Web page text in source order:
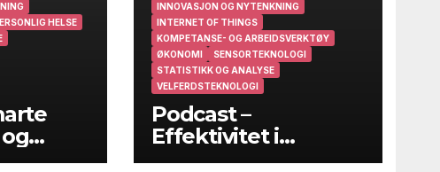
HELSE
INNOVASJON OG NYTENKNING
INTERNET OF THINGS
KOMPETANSE- OG ARBEIDSVERKTØY
ØKONOMI
SENSORTEKNOLOGI
STATISTIKK OG ANALYSE
VELFERDSTEKNOLOGI
Podcast –
Effektivitet i
helsevesenet – På